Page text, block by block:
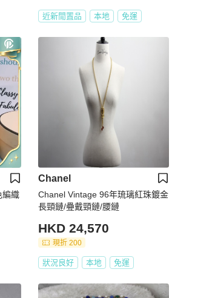
近新閒置品 本地 免運
編織
Chanel
Chanel Vintage 96年琉璃紅珠鍍金
長頸鏈/疉戴頸鏈/腰鏈
HKD 24,570
現折 200
狀況良好 本地 免運